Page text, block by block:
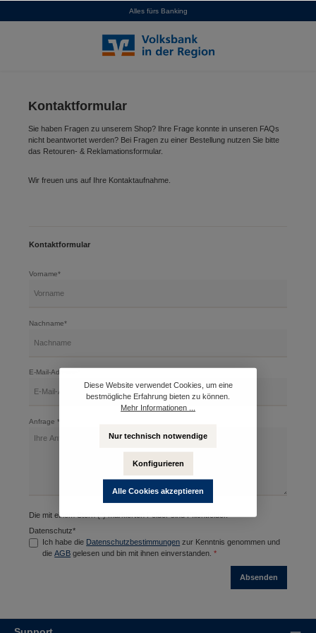
Alles fürs Banking
Kontaktformular
Sie haben Fragen zu unserem Shop? Ihre Frage konnte in unseren FAQs
nicht beantwortet werden? Bei Fragen zu einer Bestellung nutzen Sie bitte
das Retouren- & Reklamationsformular.
Wir freuen uns auf Ihre Kontaktaufnahme.
Kontaktformular
Vorname*
Nachname*
E-Mail-Adresse*
Anfrage *
Die mit einem Stern (*) markierten Felder sind Pflichtfelder.
Datenschutz*
Ich habe die Datenschutzbestimmungen zur Kenntnis genommen und
dieAGB gelesen und bin mit ihnen einverstanden.*
Absenden
Diese Website verwendet Cookies, um eine
bestmögliche Erfahrung bieten zu können.
Mehr Informationen ...
Nur technisch notwendige
Konfigurieren
Alle Cookies akzeptieren